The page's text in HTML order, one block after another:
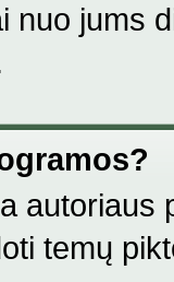
nuo jums
autoriaus
temų